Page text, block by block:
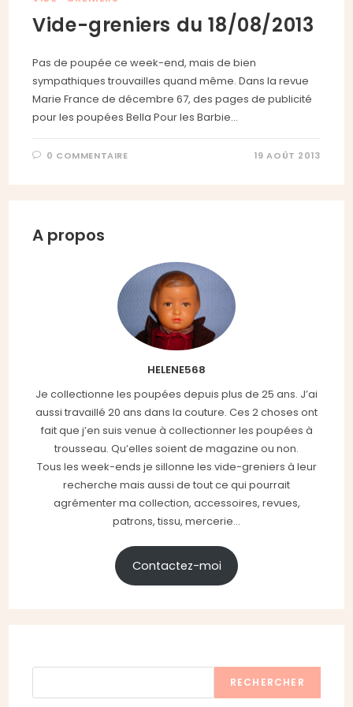
Vide-greniers du 18/08/2013
Pas de poupée ce week-end, mais de bien
sympathiques trouvailles quand même. Dans la revue
Marie France de décembre 67, des pages de publicité
pour les poupées Bella Pour les Barbie…
0 COMMENTAIRE 19 AOÛT 2013
A propos
HELENE568
Je collectionne les poupées depuis plus de 25 ans. J’ai
aussi travaillé 20 ans dans la couture. Ces 2 choses ont
fait que j’en suis venue à collectionner les poupées à
trousseau. Qu’elles soient de magazine ou non.
Tous les week-ends je sillonne les vide-greniers à leur
recherche mais aussi de tout ce qui pourrait
agrémenter ma collection, accessoires, revues,
patrons, tissu, mercerie...
Contactez-moi
RECHERCHER